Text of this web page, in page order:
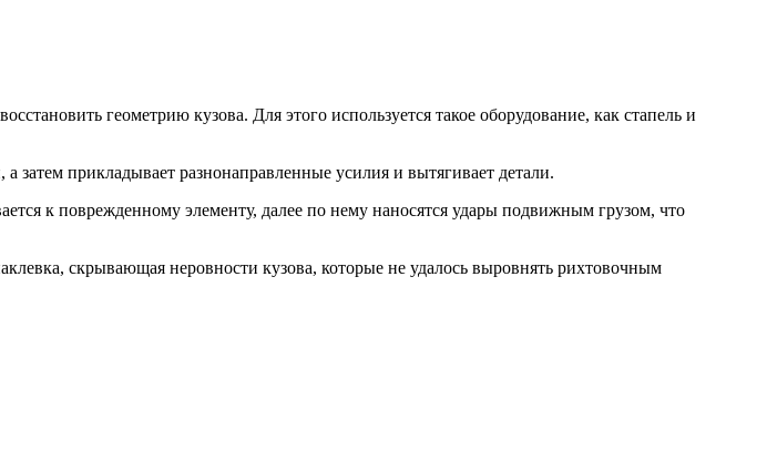
геометрию кузова. Для этого используется такое оборудование, как стапель и
затем прикладывает разнонаправленные усилия и вытягивает детали.
к поврежденному элементу, далее по нему наносятся удары подвижным грузом, что
скрывающая неровности кузова, которые не удалось выровнять рихтовочным